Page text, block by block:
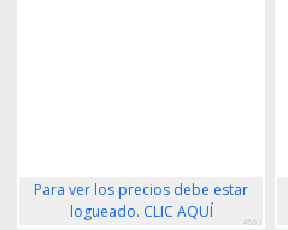
Para ver los precios debe estar
logueado. CLIC AQUÍ
4663